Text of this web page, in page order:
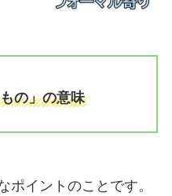
の」の意味
ポイントのことです。